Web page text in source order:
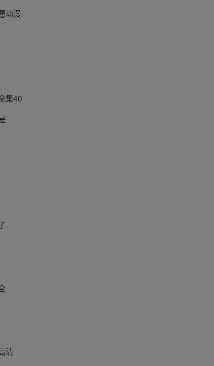
动漫
集40
清